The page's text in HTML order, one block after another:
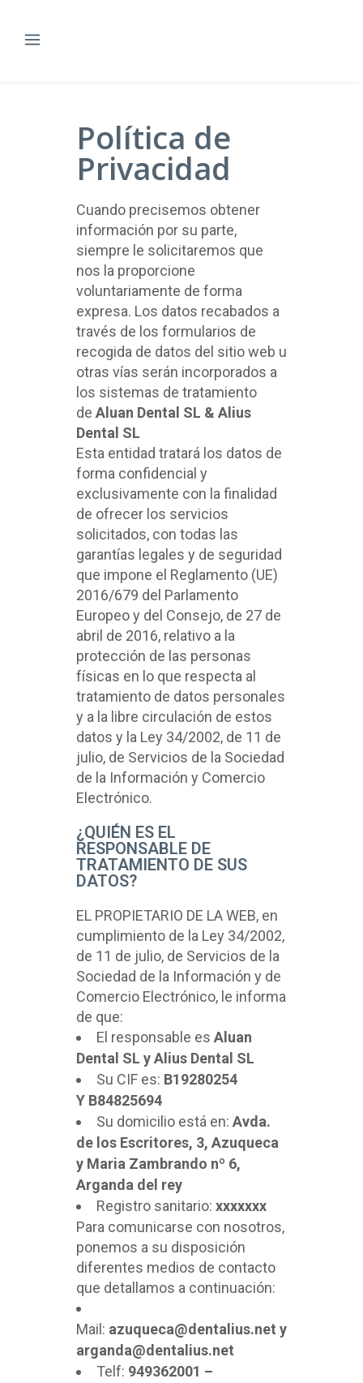
Política de
Privacidad
Cuando precisemos obtener
información por su parte,
siempre le solicitaremos que
nos la proporcione
voluntariamente de forma
expresa. Los datos recabados a
través de los formularios de
recogida de datos del sitio web u
otras vías serán incorporados a
los sistemas de tratamiento
de Aluan Dental SL & Alius
Dental SL
Esta entidad tratará los datos de
forma confidencial y
exclusivamente con la finalidad
de ofrecer los servicios
solicitados, con todas las
garantías legales y de seguridad
que impone el Reglamento (UE)
2016/679 del Parlamento
Europeo y del Consejo, de 27 de
abril de 2016, relativo a la
protección de las personas
físicas en lo que respecta al
tratamiento de datos personales
y a la libre circulación de estos
datos y la Ley 34/2002, de 11 de
julio, de Servicios de la Sociedad
de la Información y Comercio
Electrónico.
¿QUIÉN ES EL
RESPONSABLE DE
TRATAMIENTO DE SUS
DATOS?
EL PROPIETARIO DE LA WEB, en
cumplimiento de la Ley 34/2002,
de 11 de julio, de Servicios de la
Sociedad de la Información y de
Comercio Electrónico, le informa
de que:
El responsable es Aluan
Dental SL y Alius Dental SL
Su CIF es: B19280254
Y B84825694
Su domicilio está en: Avda.
de los Escritores, 3, Azuqueca
y Maria Zambrando nº 6,
Arganda del rey
Registro sanitario: xxxxxxx
Para comunicarse con nosotros,
ponemos a su disposición
diferentes medios de contacto
que detallamos a continuación:
Mail: azuqueca@dentalius.net y
arganda@dentalius.net
Telf: 949362001 –